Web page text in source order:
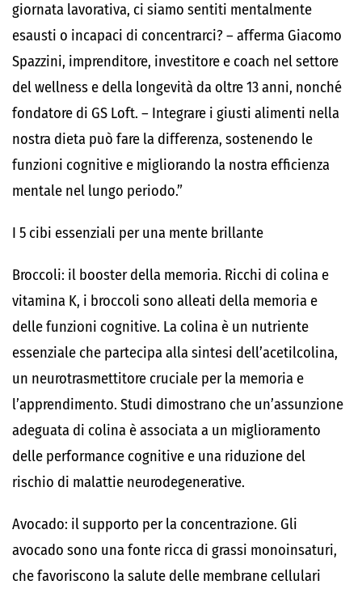
giornata lavorativa, ci siamo sentiti mentalmente
esausti o incapaci di concentrarci?– afferma Giacomo
Spazzini, imprenditore, investitore e coach nel settore
del wellness e della longevità da oltre 13 anni, nonché
fondatore di GS Loft. – Integrare i giusti alimenti nella
nostra dieta può fare la differenza, sostenendo le
funzioni cognitive e migliorando la nostra efficienza
mentale nel lungo periodo.”
I 5 cibi essenziali per una mente brillante
Broccoli: il booster della memoria. Ricchi di colina e
vitamina K, i broccoli sono alleati della memoria e
delle funzioni cognitive. La colina è un nutriente
essenziale che partecipa alla sintesi dell’acetilcolina,
un neurotrasmettitore cruciale per la memoria e
l’apprendimento. Studi dimostrano che un’assunzione
adeguata di colina è associata a un miglioramento
delle performance cognitive e una riduzione del
rischio di malattie neurodegenerative.
Avocado: il supporto per la concentrazione. Gli
avocado sono una fonte ricca di grassi monoinsaturi,
che favoriscono la salute delle membrane cellulari